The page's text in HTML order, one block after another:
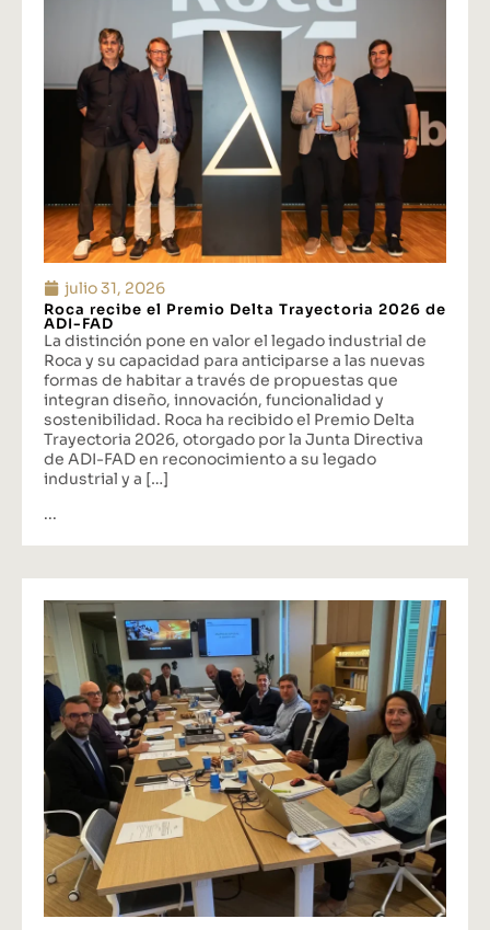
julio 31, 2026
Roca recibe el Premio Delta Trayectoria 2026 de
ADI-FAD
La distinción pone en valor el legado industrial de
Roca y su capacidad para anticiparse a las nuevas
formas de habitar a través de propuestas que
integran diseño, innovación, funcionalidad y
sostenibilidad. Roca ha recibido el Premio Delta
Trayectoria 2026, otorgado por la Junta Directiva
de ADI-FAD en reconocimiento a su legado
industrial y a […]
...